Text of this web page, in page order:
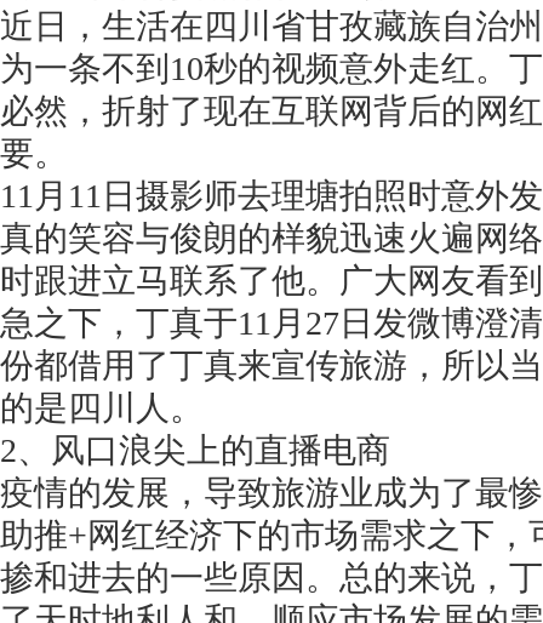
近日，生活在四川省甘孜藏族自治
为一条不到 10秒的视频意外走红。
必然，折射了现在互联网背后的网
要。
11月11日摄影师去理塘拍照时意外
真的笑容与俊朗的样貌迅速火遍网
时跟进立马联系了他。广大网友看
急之下，丁真于11月27日发微博澄
份都借用了丁真来宣传旅游，所以
的是四川人。
2、风口浪尖上的直播电商
疫情的发展，导致旅游业成为了最
助推+网红经济下的市场需求之下
掺和进去的一些原因。总的来说，